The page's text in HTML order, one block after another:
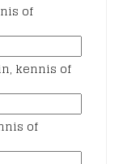
of
kennis of
of